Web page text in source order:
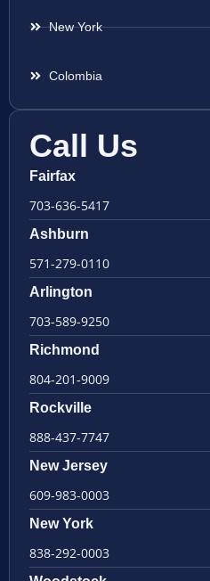
New York
Colombia
Call Us
Fairfax
703-636-5417
Ashburn
571-279-0110
Arlington
703-589-9250
Richmond
804-201-9009
Rockville
888-437-7747
New Jersey
609-983-0003
New York
838-292-0003